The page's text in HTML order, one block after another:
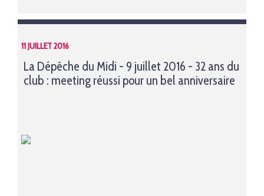
11 JUILLET 2016
La Dépêche du Midi - 9 juillet 2016 - 32 ans du
club : meeting réussi pour un bel anniversaire